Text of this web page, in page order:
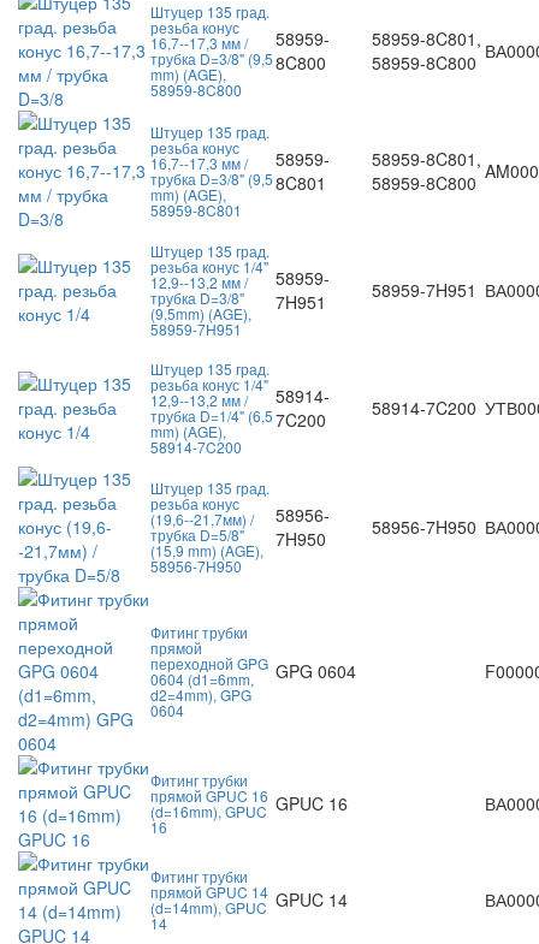
Штуцер 135 град.
резьба конус
16,7--17,3 мм /
трубка D=3/8" (9,5
mm) (AGE),
58959-8C800
58959-
8C800
58959-8C801,
58959-8C800
Штуцер 135 град.
резьба конус
16,7--17,3 мм /
трубка D=3/8" (9,5
mm) (AGE),
58959-8C801
58959-
8C801
58959-8C801,
58959-8C800
Штуцер 135 град.
резьба конус 1/4"
12,9--13,2 мм /
трубка D=3/8"
(9,5mm) (AGE),
58959-7H951
58959-
7H951
58959-7H951
Штуцер 135 град.
резьба конус 1/4"
12,9--13,2 мм /
трубка D=1/4" (6,5
mm) (AGE),
58914-7C200
58914-
7C200
58914-7C200
Штуцер 135 град.
резьба конус
(19,6--21,7мм) /
трубка D=5/8"
(15,9 mm) (AGE),
58956-7H950
58956-
7H950
58956-7H950
Фитинг трубки
прямой
переходной GPG
0604 (d1=6mm,
d2=4mm), GPG
0604
GPG 0604
Фитинг трубки
прямой GPUC 16
(d=16mm), GPUC
16
GPUC 16
Фитинг трубки
прямой GPUC 14
(d=14mm), GPUC
14
GPUC 14